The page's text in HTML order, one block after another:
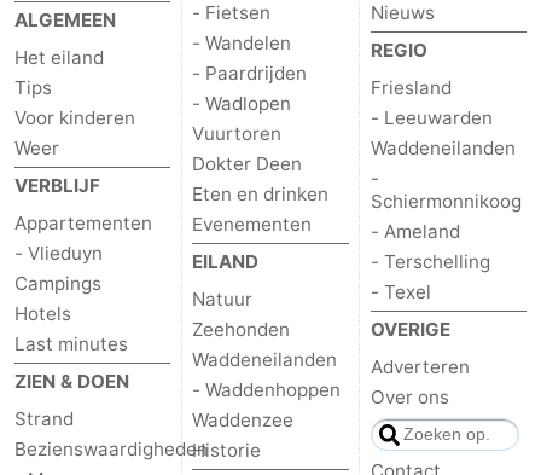
ALGEMEEN
Het eiland
Tips
Voor kinderen
Weer
VERBLIJF
Appartementen
- Vlieduyn
Campings
Hotels
Last minutes
ZIEN & DOEN
Strand
Bezienswaardigheden
- Fietsen
- Wandelen
- Paardrijden
- Wadlopen
Vuurtoren
Dokter Deen
Eten en drinken
Evenementen
EILAND
Natuur
Zeehonden
Waddeneilanden
- Waddenhoppen
Waddenzee
Historie
Nieuws
REGIO
Friesland
- Leeuwarden
Waddeneilanden
-
Schiermonnikoog
- Ameland
- Terschelling
- Texel
OVERIGE
Adverteren
Over ons